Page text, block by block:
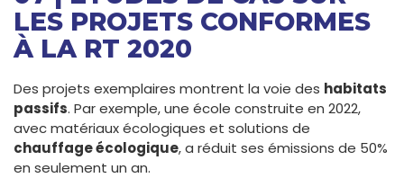
LES PROJETS CONFORMES
À LA RT 2020
Des projets exemplaires montrent la voie des habitats
passifs. Par exemple, une école construite en 2022,
avec matériaux écologiques et solutions de
chauffage écologique, a réduit ses émissions de 50%
en seulement un an.